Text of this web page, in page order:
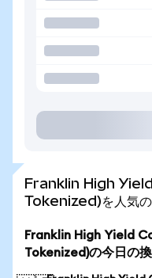
Franklin High
Tokenized)を人気の
Franklin High Yield
Tokenized)の今日の